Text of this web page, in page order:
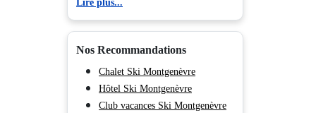
Location Vars
Location Les Orres
Monêtier Les Bains
Location Serre Chevalier 1200 -
Briançon
Location Serre Chevalier 1400 -
Lire plus...
Nos Recommandations
Chalet Ski Montgenèvre
Hôtel Ski Montgenèvre
Club vacances Ski Montgenèvre